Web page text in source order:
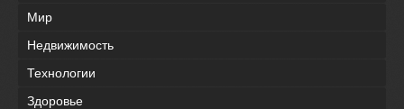
Мир
Недвижимость
Технологии
Здоровье